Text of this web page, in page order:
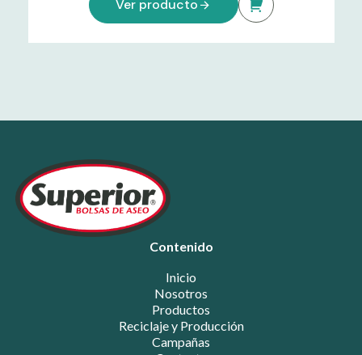
Ver producto
Contenido
Inicio
Nosotros
Productos
Reciclaje y Producción
Campañas